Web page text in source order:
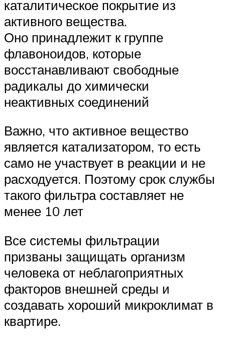
каталитическое покрытие из
активного вещества.
Оно принадлежит к группе
флавоноидов, которые
восстанавливают свободные
радикалы до химически
неактивных соединений
Важно, что активное вещество
является катализатором, то есть
само не участвует в реакции и не
расходуется. Поэтому срок службы
такого фильтра составляет не
менее 10 лет
Все системы фильтрации
призваны защищать организм
человека от неблагоприятных
факторов внешней среды и
создавать хороший микроклимат в
квартире.